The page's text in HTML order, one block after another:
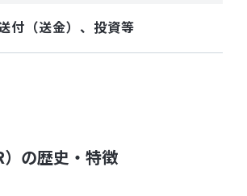
付（送金）、投資等
の歴史・特徴